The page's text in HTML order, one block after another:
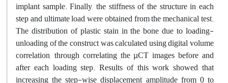
implant sample. Finally, the stiffness of the structure in each
step and ultimate load were obtained from the mechanical test.
The distribution of plastic stain in the bone due to loading-
unloading of the construct was calculated using digital volume
correlation, through correlating the µCT images before and
after each loading step. Results of this work showed that
increasing the step-wise displacement amplitude from 0 to